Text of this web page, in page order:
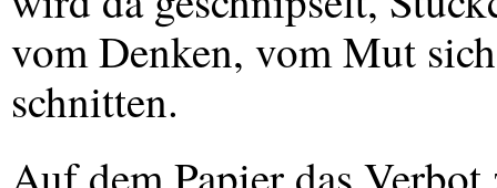
vom Denken, vom Mut
schnitten.